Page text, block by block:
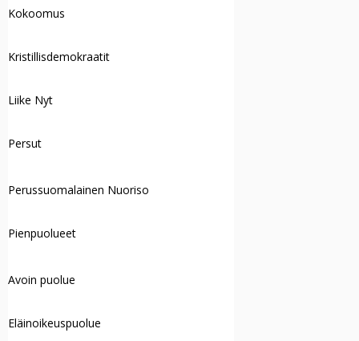
Kokoomus
Kristillisdemokraatit
Liike Nyt
Persut
Perussuomalainen Nuoriso
Pienpuolueet
Avoin puolue
Eläinoikeuspuolue